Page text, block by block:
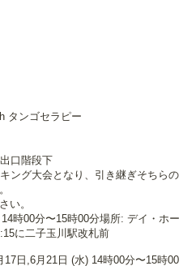
タンゴセラピー
口階段下
ング大会となり、引き継ぎそちらの
い。
時00分〜15時00分場所: デイ・ホー
に二子玉川駅改札前
17日,6月21日 (水) 14時00分〜15時00